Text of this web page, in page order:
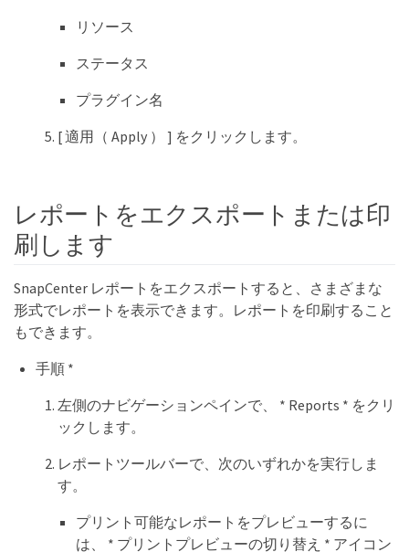
リソース
ステータス
プラグイン名
[ 適用（ Apply ） ] をクリックします。
レポートをエクスポートまたは印
刷します
SnapCenter レポートをエクスポートすると、さまざまな
形式でレポートを表示できます。レポートを印刷すること
もできます。
手順 *
左側のナビゲーションペインで、 * Reports * をクリ
ックします。
レポートツールバーで、次のいずれかを実行しま
す。
プリント可能なレポートをプレビューするに
は、 * プリントプレビューの切り替え * アイコン